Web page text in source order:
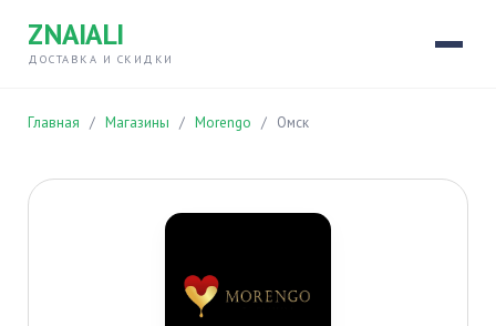
ZNAIALI
ДОСТАВКА И СКИДКИ
Главная / Магазины / Morengo / Омск